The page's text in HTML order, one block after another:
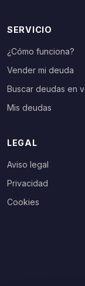
SERVICIO
¿Cómo funciona?
Vender mi deuda
Buscar deudas en
Mis deudas
LEGAL
Aviso legal
Privacidad
Cookies